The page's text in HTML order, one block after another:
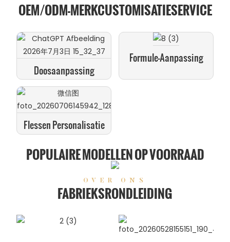
OEM/ODM-MERKCUSTOMISATIESERVICE
Doosaanpassing
Formule-Aanpassing
Flessen Personalisatie
POPULAIRE MODELLEN OP VOORRAAD
OVER ONS
FABRIEKSRONDLEIDING